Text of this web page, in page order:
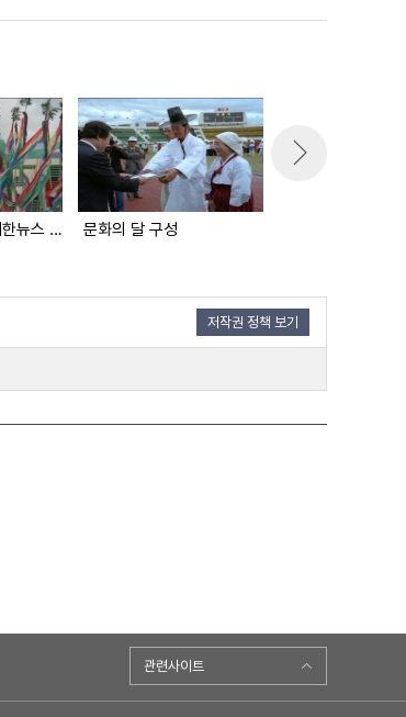
문화의 달 구성 (대한뉴스 2033호 수록) 문화의 달 구성
저작권 정책 보기
관련사이트